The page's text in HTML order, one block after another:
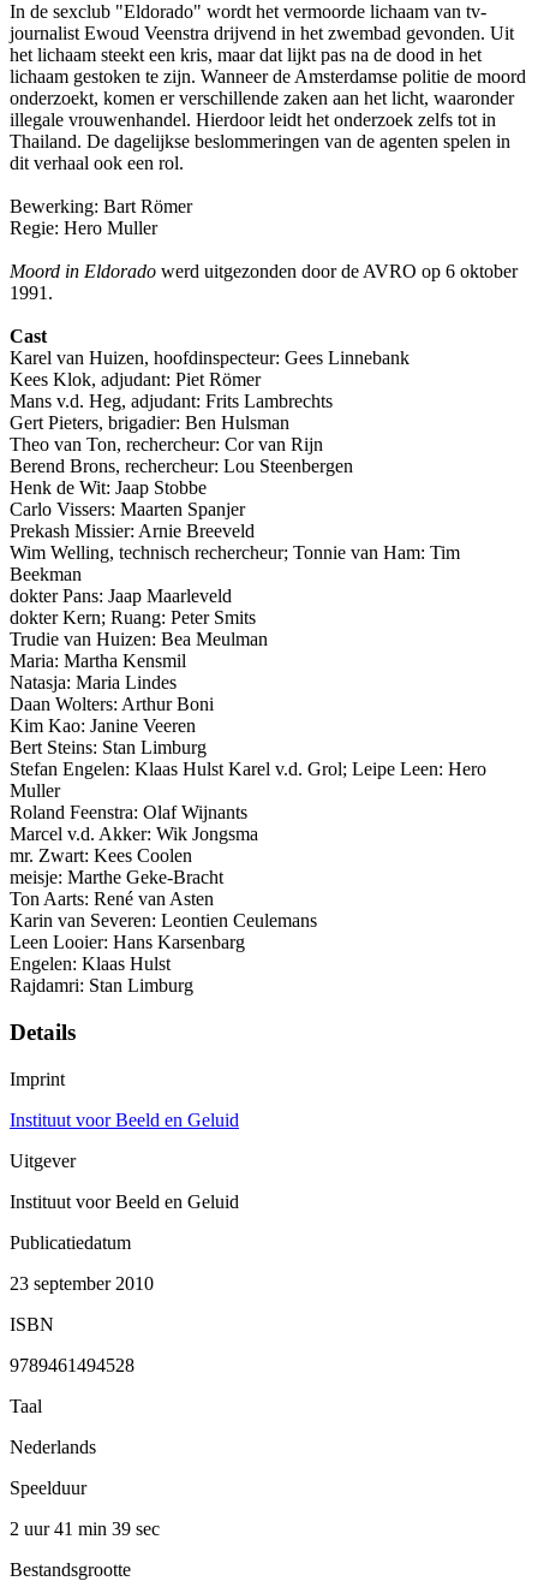
In de sexclub "Eldorado" wordt het vermoorde lichaam van tv-
journalist Ewoud Veenstra drijvend in het zwembad gevonden. Uit
het lichaam steekt een kris, maar dat lijkt pas na de dood in het
lichaam gestoken te zijn. Wanneer de Amsterdamse politie de moord
onderzoekt, komen er verschillende zaken aan het licht, waaronder
illegale vrouwenhandel. Hierdoor leidt het onderzoek zelfs tot in
Thailand. De dagelijkse beslommeringen van de agenten spelen in
dit verhaal ook een rol.
Bewerking: Bart Römer
Regie: Hero Muller
Moord in Eldorado werd uitgezonden door de AVRO op 6 oktober
1991.
Cast
Karel van Huizen, hoofdinspecteur: Gees Linnebank
Kees Klok, adjudant: Piet Römer
Mans v.d. Heg, adjudant: Frits Lambrechts
Gert Pieters, brigadier: Ben Hulsman
Theo van Ton, rechercheur: Cor van Rijn
Berend Brons, rechercheur: Lou Steenbergen
Henk de Wit: Jaap Stobbe
Carlo Vissers: Maarten Spanjer
Prekash Missier: Arnie Breeveld
Wim Welling, technisch rechercheur; Tonnie van Ham: Tim
Beekman
dokter Pans: Jaap Maarleveld
dokter Kern; Ruang: Peter Smits
Trudie van Huizen: Bea Meulman
Maria: Martha Kensmil
Natasja: Maria Lindes
Daan Wolters: Arthur Boni
Kim Kao: Janine Veeren
Bert Steins: Stan Limburg
Stefan Engelen: Klaas Hulst Karel v.d. Grol; Leipe Leen: Hero
Muller
Roland Feenstra: Olaf Wijnants
Marcel v.d. Akker: Wik Jongsma
mr. Zwart: Kees Coolen
meisje: Marthe Geke-Bracht
Ton Aarts: René van Asten
Karin van Severen: Leontien Ceulemans
Leen Looier: Hans Karsenbarg
Engelen: Klaas Hulst
Rajdamri: Stan Limburg
Details
Imprint
Instituut voor Beeld en Geluid
Uitgever
Instituut voor Beeld en Geluid
Publicatiedatum
23 september 2010
ISBN
9789461494528
Taal
Nederlands
Speelduur
2 uur 41 min 39 sec
Bestandsgrootte